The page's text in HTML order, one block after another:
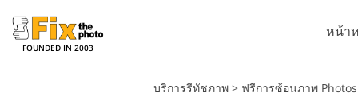
FOUNDED IN 2003
หน้า
Lightroom
บริการรีทัชภาพ > ฟรีการซ้อนภาพ